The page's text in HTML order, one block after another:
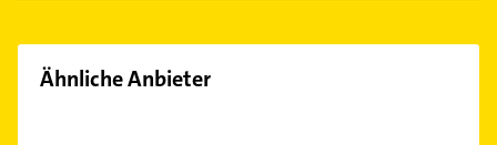
Ähnliche Anbieter